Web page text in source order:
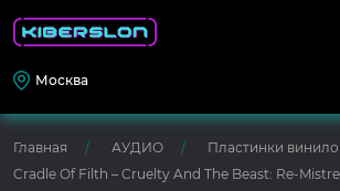
Москва
Главная АУДИО
Пластинки
Cradle Of Filth – Cruelty And The Beast: Re-